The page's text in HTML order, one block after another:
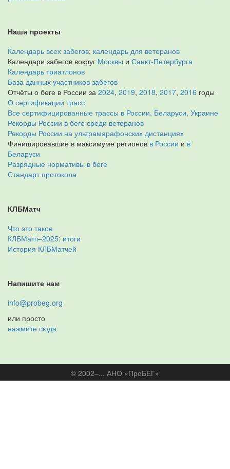
Наши проекты
Календарь всех забегов; календарь для ветеранов
Календари забегов вокруг Москвы и Санкт-Петербурга
Календарь триатлонов
База данных участников забегов
Отчёты о беге в России за 2024, 2019, 2018, 2017, 2016 годы
О сертификации трасс
Все сертифицированные трассы в России, Беларуси, Украине
Рекорды России в беге среди ветеранов
Рекорды России на ультрамарафонских дистанциях
Финишировавшие в максимуме регионов в России и в
Беларуси
Разрядные нормативы в беге
Стандарт протокола
КЛБМатч
Что это такое
КЛБМатч–2025: итоги
История КЛБМатчей
Напишите нам
info@probeg.org
или просто
нажмите сюда
© 2002–... АНО «ПроБЕГ»